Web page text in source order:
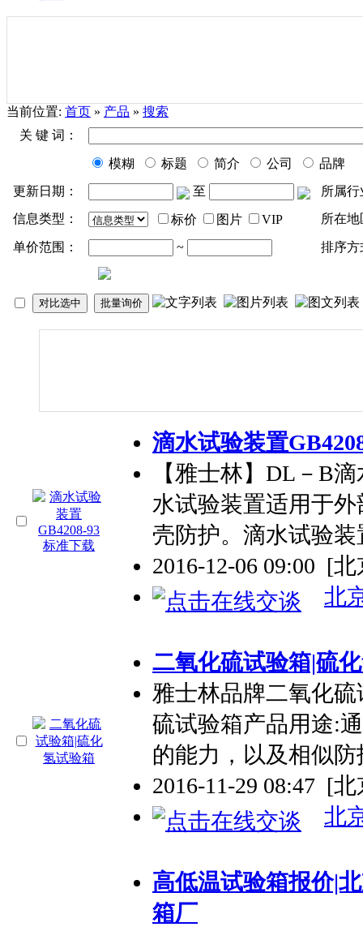
当前位置: 首页 » 产品 » 搜索
关 键 词：
模糊 标题 简介 公司
品牌
更新日期：
至
所属行
信息类型：
标价 图片 VIP 所在地
单价范围： ~ 排序方
滴水试验装置
【雅士林】DL－B
水试验装置适用于
壳防护。滴水试验
2016-12-06 09:00 [北
北
二氧化硫试验箱|硫
雅士林品牌二氧化
硫试验箱产品用途:
的能力，以及相似
2016-11-29 08:47 [北
北
高低温试验箱报价|
箱厂